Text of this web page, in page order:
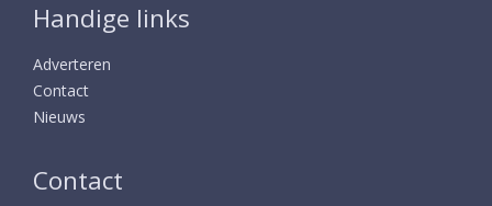
Handige links
Adverteren
Contact
Nieuws
Contact